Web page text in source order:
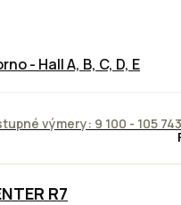
- Hall A, B, C, D, E
výmery: 9 100 - 105
R7